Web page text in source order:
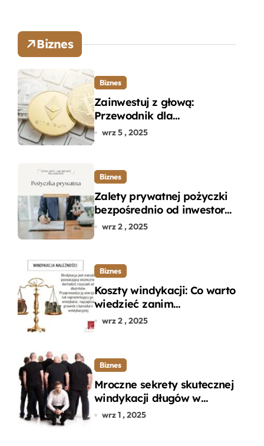
Biznes
Biznes
Zainwestuj z głową:
Przewodnik dla
początkujących w zakupie
wrz 5 , 2025
Biznes
Zalety prywatnej pożyczki
bezpośrednio od inwestora
– dlaczego warto?
wrz 2 , 2025
Biznes
Koszty windykacji: Co warto
wiedzieć zanim
zdecydujesz się na
wrz 2 , 2025
Biznes
Mroczne sekrety skutecznej
windykacji długów w
departamencie windykacji
wrz 1 , 2025